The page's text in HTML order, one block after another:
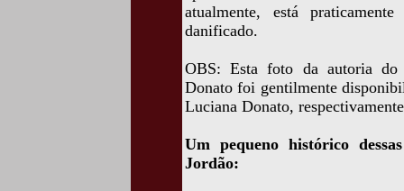
atualmente, está
danificado.
OBS: Esta foto da autoria do
Donato foi gentilmente
Luciana Donato,
Um pequeno histórico
Jordão: